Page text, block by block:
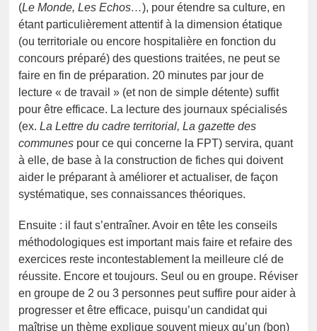
(Le Monde, Les Echos…), pour étendre sa culture, en
étant particulièrement attentif à la dimension étatique
(ou territoriale ou encore hospitalière en fonction du
concours préparé) des questions traitées, ne peut se
faire en fin de préparation. 20 minutes par jour de
lecture « de travail » (et non de simple détente) suffit
pour être efficace. La lecture des journaux spécialisés
(ex.La Lettre du cadre territorial, La gazette des
communes pour ce qui concerne la FPT) servira, quant
à elle, de base à la construction de fiches qui doivent
aider le préparant à améliorer et actualiser, de façon
systématique, ses connaissances théoriques.
Ensuite : il faut s’entraîner. Avoir en tête les conseils
méthodologiques est important mais faire et refaire des
exercices reste incontestablement la meilleure clé de
réussite. Encore et toujours. Seul ou en groupe. Réviser
en groupe de 2 ou 3 personnes peut suffire pour aider à
progresser et être efficace, puisqu’un candidat qui
maîtrise un thème explique souvent mieux qu’un (bon)